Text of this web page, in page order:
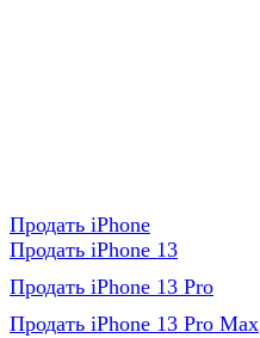
Продать iPhone
Продать iPhone 13
Продать iPhone 13 Pro
Продать iPhone 13 Pro Max